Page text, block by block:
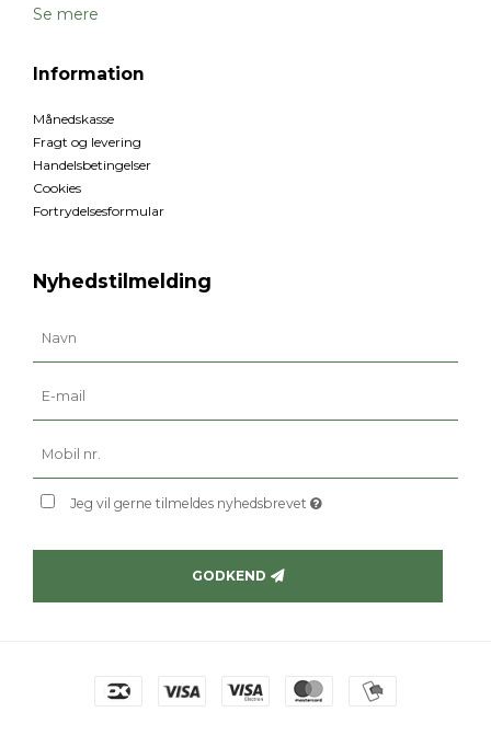
Se mere
Information
Månedskasse
Fragt og levering
Handelsbetingelser
Cookies
Fortrydelsesformular
Nyhedstilmelding
Jeg vil gerne tilmeldes nyhedsbrevet
GODKEND